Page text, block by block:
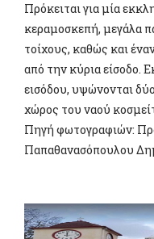
Πρόκειται για μία
κεραμοσκεπή, μεγάλα
τοίχους, καθώς και
από την κύρια είσοδο.
εισόδου, υψώνονται
χώρος του ναού
Πηγή φωτογραφιών:
Παπαθανασόπουλου